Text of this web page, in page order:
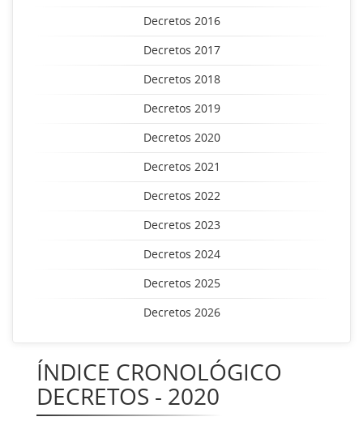
Decretos 2016
Decretos 2017
Decretos 2018
Decretos 2019
Decretos 2020
Decretos 2021
Decretos 2022
Decretos 2023
Decretos 2024
Decretos 2025
Decretos 2026
ÍNDICE CRONOLÓGICO
DECRETOS - 2020